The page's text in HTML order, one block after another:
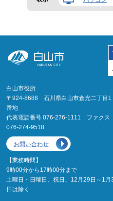
白山市役所
〒924-8688 石川県白山市倉光二丁目1
番地
代表電話番号 076-276-1111 ファクス
076-274-9518
お問い合わせ
【業務時間】
9時00分から17時00分まで
土曜日・日曜日、祝日、12月29日～1月
日は除く